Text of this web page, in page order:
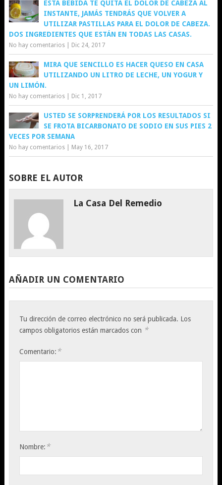
ESTA BEBIDA TE QUITA EL DOLOR DE CABEZA AL
INSTANTE, JAMÁS TENDRÁS QUE VOLVER A
UTILIZAR PASTILLAS PARA EL DOLOR DE CABEZA.
DOS INGREDIENTES QUE ESTÁN EN TODAS LAS CASAS.
No hay comentarios| Dic 24, 2017
MIRA QUE SENCILLO ES HACER QUESO EN CASA
UTILIZANDO UN LITRO DE LECHE, UN YOGUR Y
UN LIMÓN.
No hay comentarios| Dic 1, 2017
USTED SE SORPRENDERÁ POR LOS RESULTADOS SI
SE FROTA BICARBONATO DE SODIO EN SUS PIES 2
VECES POR SEMANA
No hay comentarios| May 16, 2017
SOBRE EL AUTOR
La Casa Del Remedio
AÑADIR UN COMENTARIO
Tu dirección de correo electrónico no será publicada. Los
campos obligatorios están marcados con *
Comentario: *
Nombre: *